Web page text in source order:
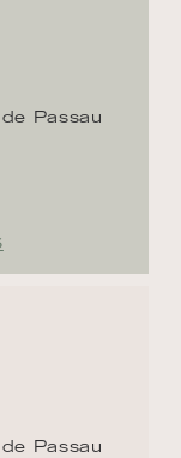
Passau
Passau